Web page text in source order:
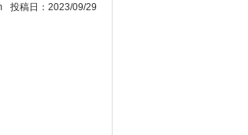
投稿日：2023/09/29